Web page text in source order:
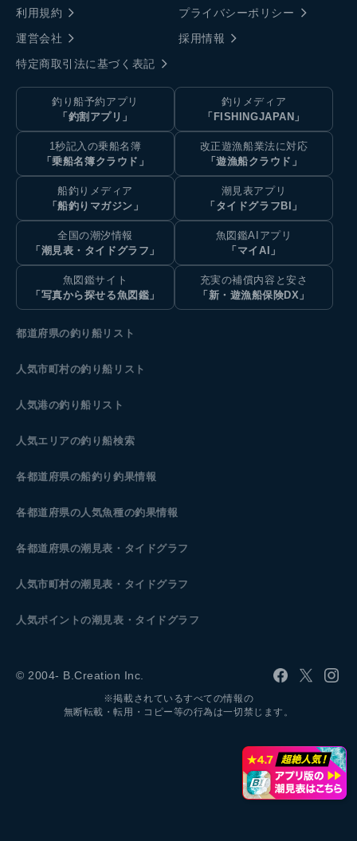
利用規約
プライバシーポリシー
運営会社
採用情報
特定商取引法に基づく表記
釣り船予約アプリ
「釣割アプリ」
釣りメディア
「FISHINGJAPAN」
1秒記入の乗船名簿
「乗船名簿クラウド」
改正遊漁船業法に対応
「遊漁船クラウド」
船釣りメディア
「船釣りマガジン」
潮見表アプリ
「タイドグラフBI」
全国の潮汐情報
「潮見表・タイドグラフ」
魚図鑑AIアプリ
「マイAI」
魚図鑑サイト
「写真から探せる魚図鑑」
充実の補償内容と安さ
「新・遊漁船保険DX」
都道府県の釣り船リスト
人気市町村の釣り船リスト
人気港の釣り船リスト
人気エリアの釣り船検索
各都道府県の船釣り釣果情報
各都道府県の人気魚種の釣果情報
各都道府県の潮見表 ・タイドグラフ
人気市町村の潮見表・タイドグラフ
人気ポイントの潮見表・タイドグラフ
© 2004- B.Creation Inc.
※掲載されているすべての情報の
無断転載・転用・コピー等の行為は一切禁じます。